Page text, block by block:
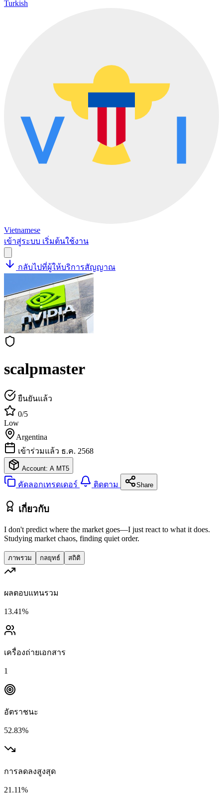
Turkish
Vietnamese
เข้าสู่ระบบ เริ่มต้นใช้งาน
กลับไปที่ผู้ให้บริการสัญญาณ
scalpmaster
ยืนยันแล้ว
0/5
Low
Argentina
เข้าร่วมแล้ว ธ.ค. 2568
Account: A MT5
คัดลอกเทรดเดอร์ ติดตาม Share
เกี่ยวกับ
I don't predict where the market goes—I just react to what it does.
Studying market chaos, finding quiet order.
ภาพรวม กลยุทธ์ สถิติ
ผลตอบแทนรวม
13.41%
เครื่องถ่ายเอกสาร
1
อัตราชนะ
52.83%
การลดลงสูงสุด
21.11%